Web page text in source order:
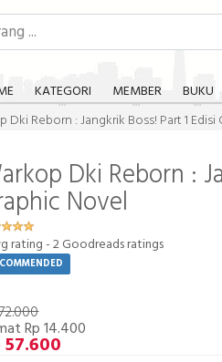
KATEGORI MEMBER BUKU
Dki Reborn : Jangkrik Boss! Part 1
Dki Reborn :
Novel
rating -2Goodreads ratings
Rp 14.400
57.600